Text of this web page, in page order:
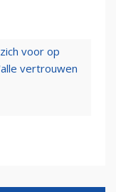
voor op
vertrouwen